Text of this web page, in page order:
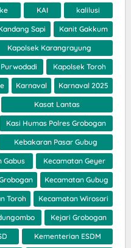
KAI kalilusi
Sapi Kanit Gakkum
Kapolsek Karangrayung
Kapolsek Toroh
Karnaval Karnaval 2025
Kasat Lantas
Kasi Humas Polres Grobogan
Kebakaran Pasar Gubug
Gabus Kecamatan Geyer
Kecamatan Gubug
Toroh Kecamatan Wirosari
Kejari Grobogan
Kementerian ESDM